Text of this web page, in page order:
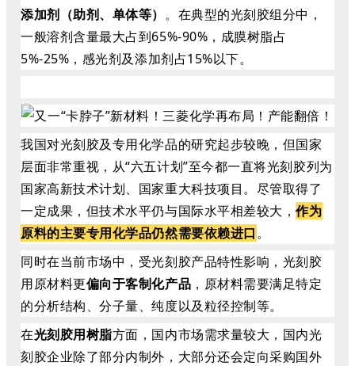
添加剂（助剂、单体等） 。在典型的光刻胶组分中，
一般溶剂含量最大占到65%-90%，成膜树脂占
5%-25%，感光剂及添加剂占15%以下。
我国对光刻胶及专用化学品的研究起步较晚，但国家
层面非常重视，从“六五计划”至今都一直将光刻胶列为
国家高新技术计划、国家重大科技项目。尽管取得了
一定成果，但技术水平仍与国际水平相差较大，作为
原料的主要专用化学品仍然需要依赖进口。
同时在当前市场中，受光刻胶产品特性影响，光刻胶
用原材料更偏向于客制化产品 ，原材料需要满足特定
的分析结构、分子量、纯度以及粒径控制等。
在光刻胶用树脂方面，国内市场需求量较大，国内光
刻胶企业除了部分内制外，大部分还会定向采购国外